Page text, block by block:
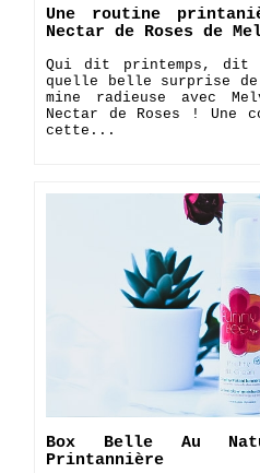
Une routine
Nectar de Roses de
Qui dit printemps, dit
quelle belle surprise
mine radieuse avec
Nectar de Roses ! Une
cette...
Box Belle Au
Printannière